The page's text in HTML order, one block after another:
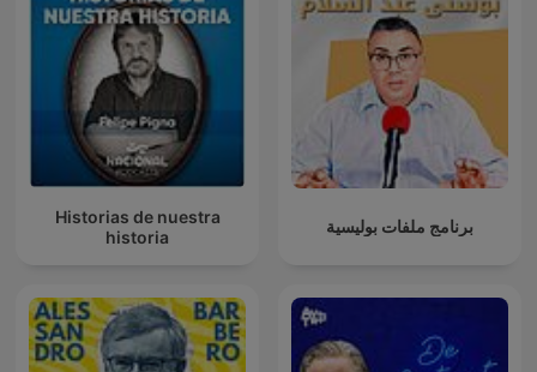
Historias de nuestra
historia
برنامج ملفات بوليسية